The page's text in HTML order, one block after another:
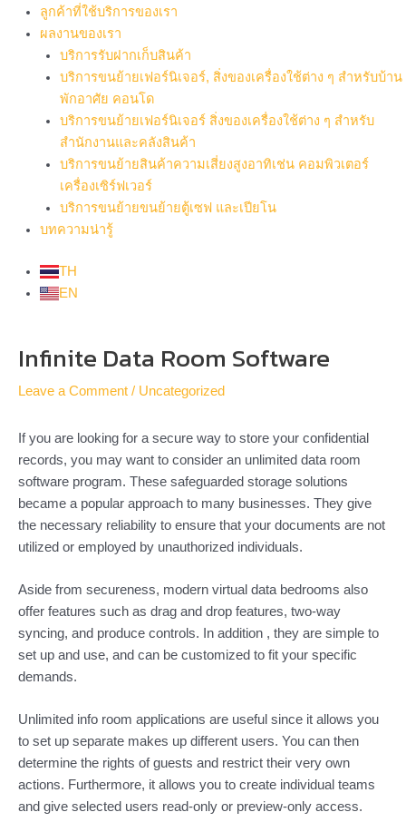
ลูกค้าที่ใช้บริการของเรา
ผลงานของเรา
บริการรับฝากเก็บสินค้า
บริการขนย้ายเฟอร์นิเจอร์, สิ่งของเครื่องใช้ต่าง ๆ สำหรับบ้าน
พักอาศัย คอนโด
บริการขนย้ายเฟอร์นิเจอร์ สิ่งของเครื่องใช้ต่าง ๆ สำหรับ
สำนักงานและคลังสินค้า
บริการขนย้ายสินค้าความเสี่ยงสูงอาทิเช่น คอมพิวเตอร์
เครื่องเซิร์ฟเวอร์
บริการขนย้ายขนย้ายตู้เซฟ และเปียโน
บทความน่ารู้
TH
EN
Infinite Data Room Software
Leave a Comment / Uncategorized
If you are looking for a secure way to store your confidential
records, you may want to consider an unlimited data room
software program. These safeguarded storage solutions
became a popular approach to many businesses. They give
the necessary reliability to ensure that your documents are not
utilized or employed by unauthorized individuals.
Aside from secureness, modern virtual data bedrooms also
offer features such as drag and drop features, two-way
syncing, and produce controls. In addition , they are simple to
set up and use, and can be customized to fit your specific
demands.
Unlimited info room applications are useful since it allows you
to set up separate makes up different users. You can then
determine the rights of guests and restrict their very own
actions. Furthermore, it allows you to create individual teams
and give selected users read-only or preview-only access.
navigation